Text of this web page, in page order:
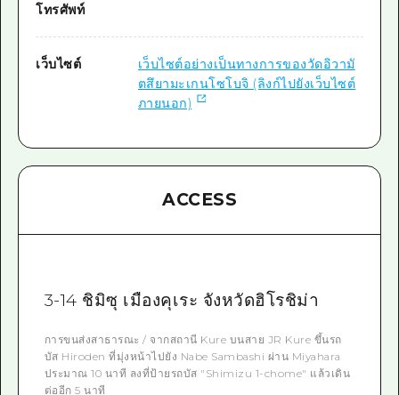
โทรศัพท์
เว็บไซต์
เว็บไซต์อย่างเป็นทางการของวัดอิวามั
ตสึยามะเกนโซโบจิ (ลิงก์ไปยังเว็บไซต์
ภายนอก)
ACCESS
3-14 ชิมิซุ เมืองคุเระ จังหวัดฮิโรชิม่า
การขนส่งสาธารณะ / จากสถานี Kure บนสาย JR Kure ขึ้นรถ
บัส Hiroden ที่มุ่งหน้าไปยัง Nabe Sambashi ผ่าน Miyahara
ประมาณ 10 นาที ลงที่ป้ายรถบัส "Shimizu 1-chome" แล้วเดิน
ต่ออีก 5 นาที